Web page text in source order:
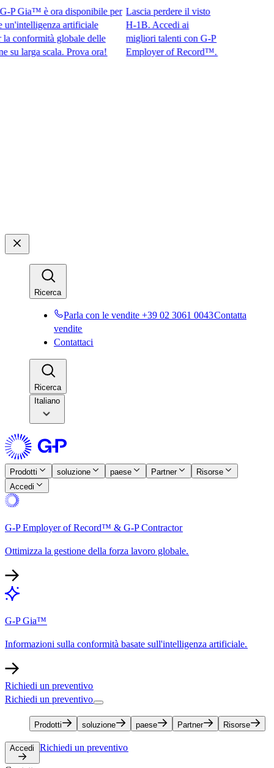
è ora disponibile per
artificiale
globale delle
larga scala. Prova ora!​​
Lascia perdere il visto
H-1B. Accedi ai
migliori talenti con G-P
Employer of Record™.​​
Ricerca​​
Parla con le vendite +39 02 3061 0043​​Contatta
vendite​​
Contattaci​​
Ricerca​​
Italiano
Prodotti​​ soluzione​​ paese​​ Partner​​
Risorse​​
Accedi​​
G-P Employer of Record™ & G-P Contractor​​
Ottimizza la gestione della forza lavoro globale.​​
G-P Gia™​​
Informazioni sulla conformità basate sull'intelligenza artificiale.​​
Richiedi un preventivo​​
Richiedi un preventivo​​
Prodotti​​ soluzione​​ paese​​ Partner​​ Risorse​​
Accedi​​ Richiedi un preventivo​​